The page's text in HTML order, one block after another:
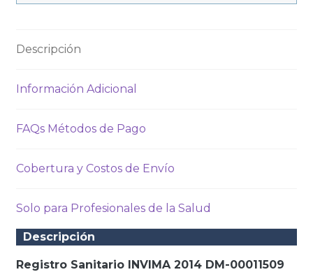
Descripción
Información Adicional
FAQs Métodos de Pago
Cobertura y Costos de Envío
Solo para Profesionales de la Salud
Descripción
Registro Sanitario INVIMA 2014 DM-00011509